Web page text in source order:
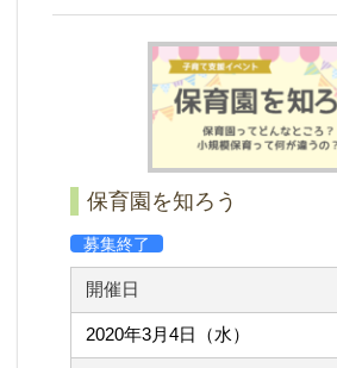
保育園を知ろう
募集終了
開催日
2020年3月4日（水）